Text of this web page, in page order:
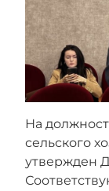
На
сельского
утвержден